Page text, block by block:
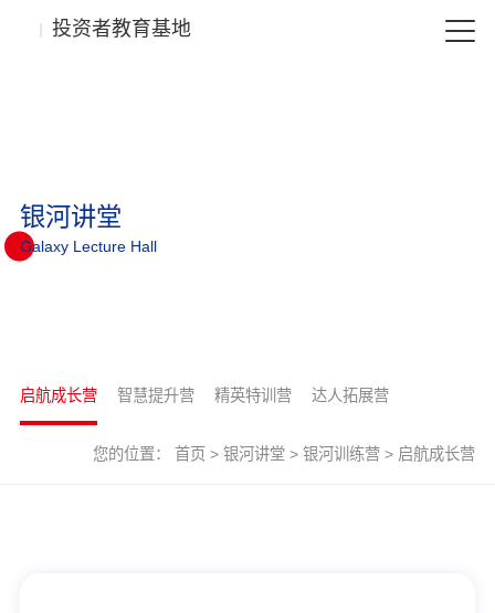
投资者教育基地
银河讲堂
Galaxy Lecture Hall
启航成长营 智慧提升营 精英特训营 达人拓展营
您的位置：首页 >银河讲堂 >银河训练营 > 启航成长营